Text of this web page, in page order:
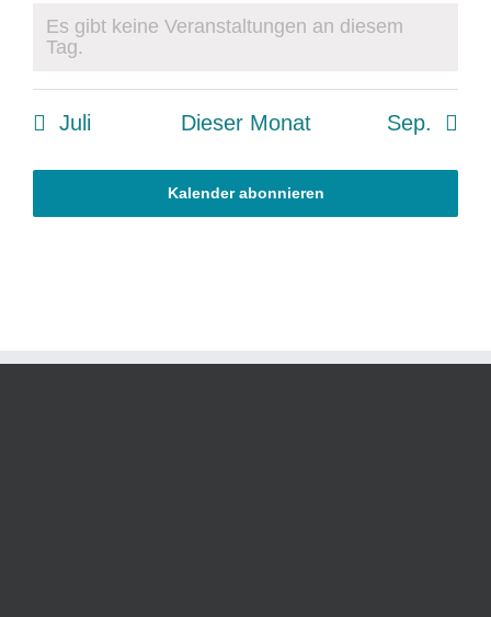
Hinweis
Es gibt keine Veranstaltungen an diesem
Tag.
Juli Dieser Monat Sep.
Kalender abonnieren